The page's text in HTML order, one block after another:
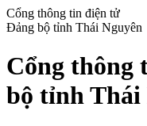
Cổng thông tin điện tử
Đảng bộ tỉnh Thái Nguyên
Cổng thông
bộ tỉnh Thái